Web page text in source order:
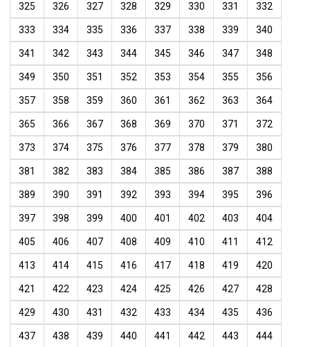
325 326 327 328 329 330 331 332
333 334 335 336 337 338 339 340
341 342 343 344 345 346 347 348
349 350 351 352 353 354 355 356
357 358 359 360 361 362 363 364
365 366 367 368 369 370 371 372
373 374 375 376 377 378 379 380
381 382 383 384 385 386 387 388
389 390 391 392 393 394 395 396
397 398 399 400 401 402 403 404
405 406 407 408 409 410 411 412
413 414 415 416 417 418 419 420
421 422 423 424 425 426 427 428
429 430 431 432 433 434 435 436
437 438 439 440 441 442 443 444